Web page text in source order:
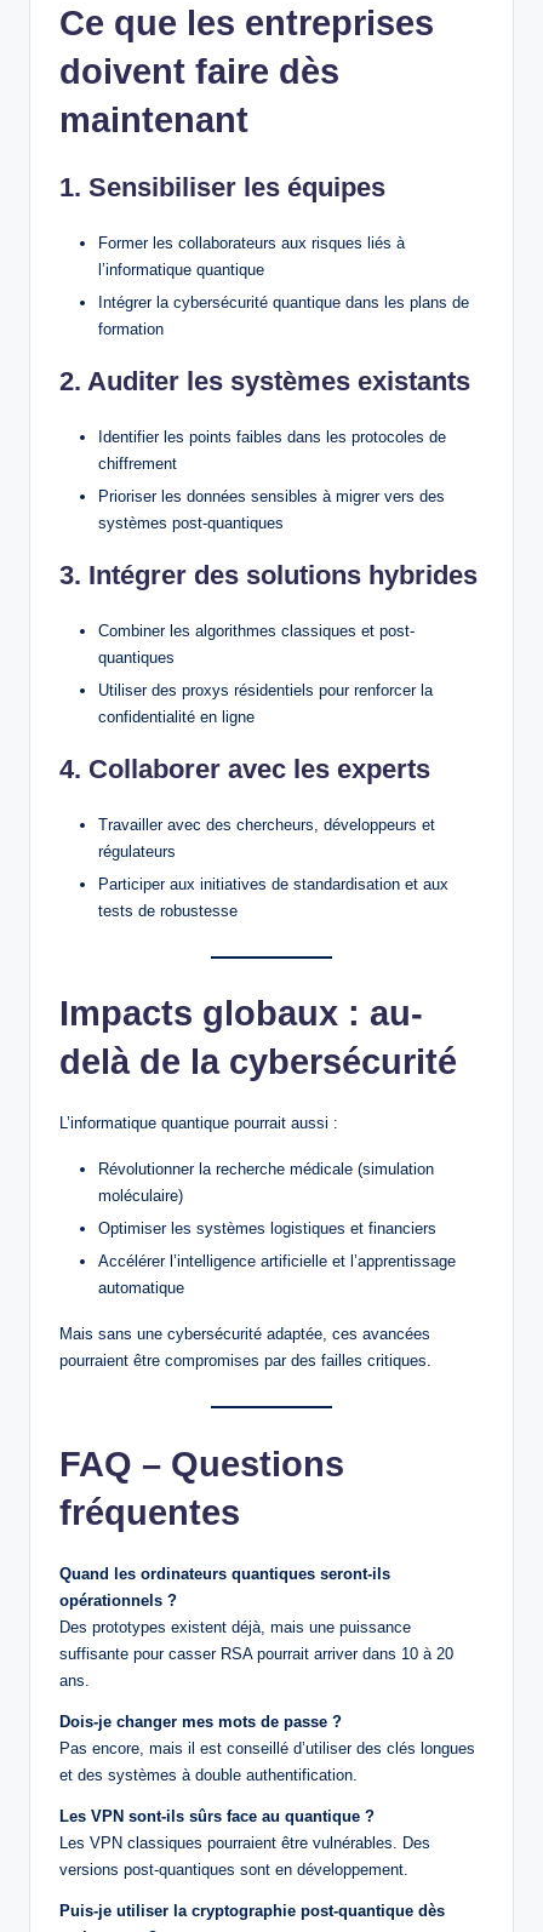
Ce que les entreprises
doivent faire dès
maintenant
1. Sensibiliser les équipes
Former les collaborateurs aux risques liés à
l’informatique quantique
Intégrer la cybersécurité quantique dans les plans de
formation
2. Auditer les systèmes existants
Identifier les points faibles dans les protocoles de
chiffrement
Prioriser les données sensibles à migrer vers des
systèmes post-quantiques
3. Intégrer des solutions hybrides
Combiner les algorithmes classiques et post-
quantiques
Utiliser des proxys résidentiels pour renforcer la
confidentialité en ligne
4. Collaborer avec les experts
Travailler avec des chercheurs, développeurs et
régulateurs
Participer aux initiatives de standardisation et aux
tests de robustesse
Impacts globaux : au-
delà de la cybersécurité
L’informatique quantique pourrait aussi :
Révolutionner la recherche médicale (simulation
moléculaire)
Optimiser les systèmes logistiques et financiers
Accélérer l’intelligence artificielle et l’apprentissage
automatique
Mais sans une cybersécurité adaptée, ces avancées
pourraient être compromises par des failles critiques.
FAQ – Questions
fréquentes
Quand les ordinateurs quantiques seront-ils
opérationnels ?
Des prototypes existent déjà, mais une puissance
suffisante pour casser RSA pourrait arriver dans 10 à 20
ans.
Dois-je changer mes mots de passe ?
Pas encore, mais il est conseillé d’utiliser des clés longues
et des systèmes à double authentification.
Les VPN sont-ils sûrs face au quantique ?
Les VPN classiques pourraient être vulnérables. Des
versions post-quantiques sont en développement.
Puis-je utiliser la cryptographie post-quantique dès